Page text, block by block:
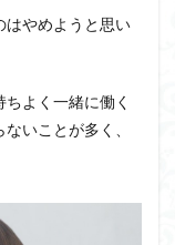
はやめようと思い
よく一緒に働く
いことが多く、